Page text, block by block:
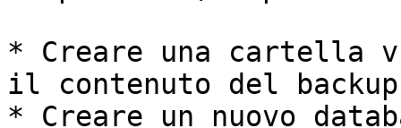
* Creare una cartella
il contenuto del backup
* Creare un nuovo